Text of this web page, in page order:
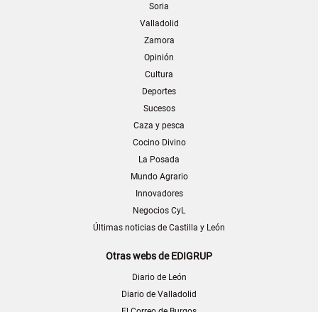
Soria
Valladolid
Zamora
Opinión
Cultura
Deportes
Sucesos
Caza y pesca
Cocino Divino
La Posada
Mundo Agrario
Innovadores
Negocios CyL
Últimas noticias de Castilla y León
Otras webs de EDIGRUP
Diario de León
Diario de Valladolid